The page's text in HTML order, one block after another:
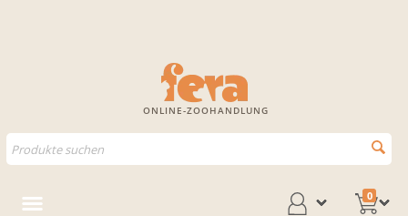
ONLINE-ZOOHANDLUNG
0